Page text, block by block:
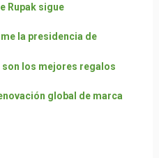
Rupak sigue
la presidencia de
son los mejores regalos
global de marca